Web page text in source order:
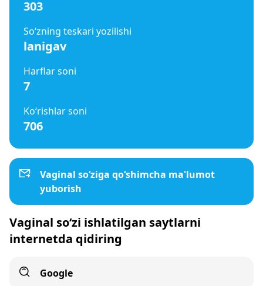
303
So‘zning teskari yozilishi
lanigav
Harflar soni
7
Ko‘rishlar soni
706
Vaginal so‘ziga qo‘shimcha ma'lumot
yuborish
Vaginal so‘zi ishlatilgan saytlarni
internetda qidiring
Google